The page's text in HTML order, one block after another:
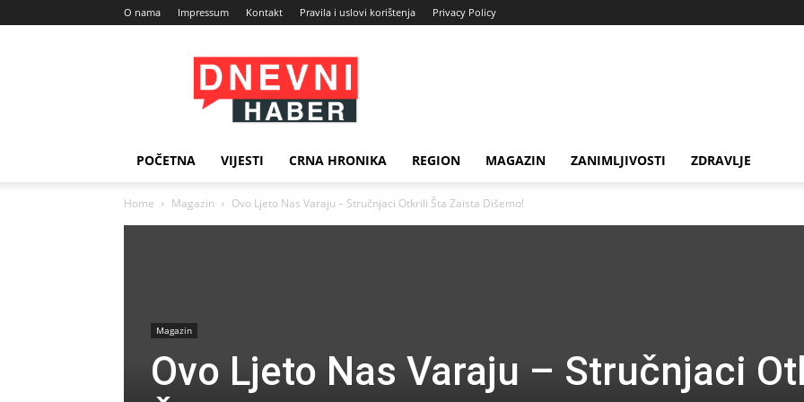
O nama Impressum Kontakt Pravila i uslovi korištenja Privacy Policy
Dnevni
Haber
POČETNA VIJESTI CRNA HRONIKA REGION MAGAZIN ZANIMLJIVOSTI ZDRAVLJE
Home Magazin Ovo Ljeto Nas Varaju – Stručnjaci Otkrili Šta Zaista Dišemo!
Magazin
Ovo Ljeto Nas Varaju – Stručnjaci